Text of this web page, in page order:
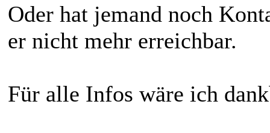
Oder hat jemand noch
er nicht mehr erreichbar.
Für alle Infos wäre ich